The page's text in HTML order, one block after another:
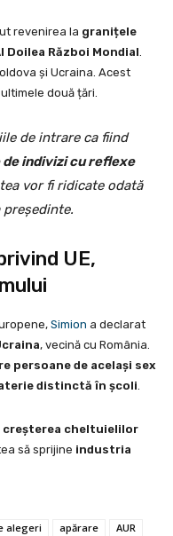
revenirea la granițele
Doilea Război Mondial.
și Ucraina. Acest
două țări.
de intrare ca fiind
indivizi cu reflexe
vor fi ridicate odată
președinte.
UE,
Simion a declarat
, vecină cu România.
persoane de același sex
distinctă în școli.
creșterea cheltuielilor
să sprijine industria
alegeri apărare
AUR